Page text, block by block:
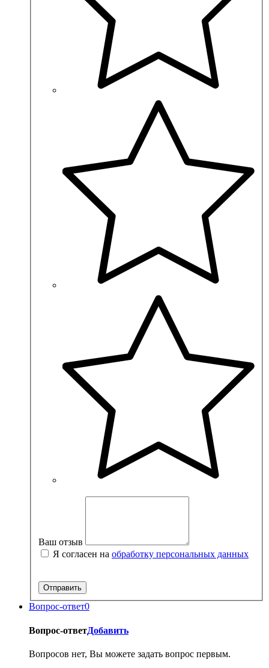
Ваш отзыв
Я согласен на обработку персональных данных
Вопрос-ответ0
Вопрос-ответДобавить
Вопросов нет, Вы можете задать вопрос первым.